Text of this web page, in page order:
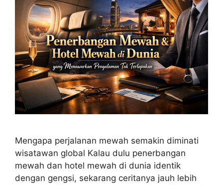
Mengapa perjalanan mewah semakin diminati
wisatawan global Kalau dulu penerbangan
mewah dan hotel mewah di dunia identik
dengan gengsi, sekarang ceritanya jauh lebih